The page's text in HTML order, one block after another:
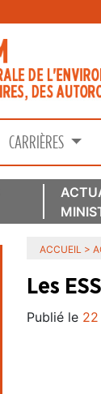
CARRIÈRES
ACCUEIL >
Les
Publié le